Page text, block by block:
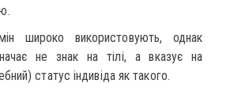
широко використовують, однак
не знак на тілі, а вказує на
статус індивіда як такого.